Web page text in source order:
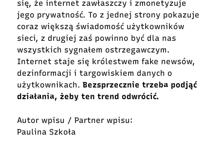
się, że internet zawłaszczy i zmonetyzuje
jego prywatność. To z jednej strony pokazuje
coraz większą świadomość użytkowników
sieci, z drugiej zaś powinno być dla nas
wszystkich sygnałem ostrzegawczym.
Internet staje się królestwem fake newsów,
dezinformacji i targowiskiem danych o
użytkownikach. Bezsprzecznie trzeba podjąć
działania, żeby ten trend odwrócić.
Autor wpisu / Partner wpisu:
Paulina Szkoła